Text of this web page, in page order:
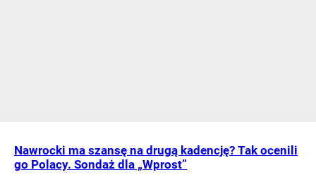
Nawrocki ma szansę na drugą kadencję? Tak ocenili
go Polacy. Sondaż dla „Wprost”